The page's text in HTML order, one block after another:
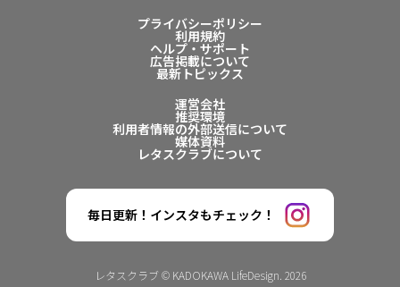
プライバシーポリシー
利用規約
ヘルプ・サポート
広告掲載について
最新トピックス
運営会社
推奨環境
利用者情報の外部送信について
媒体資料
レタスクラブについて
毎日更新！インスタもチェック！
レタスクラブ © KADOKAWA LifeDesign. 2026